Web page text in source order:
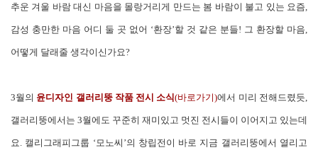
추운 겨울 바람 대신 마음을 몰랑거리게 만드는 봄 바람이 불고 있는 요즘,
감성 충만한 마음 어디 둘 곳 없어 ‘환장’할 것 같은 분들! 그 환장할 마음,
어떻게 달래줄 생각이신가요?
3월의 윤디자인 갤러리뚱 작품 전시 소식(바로가기)에서 미리 전해드렸듯,
갤러리뚱에서는 3월에도 꾸준히 재미있고 멋진 전시들이 이어지고 있는데
요. 캘리그래피그룹 ‘모노씨’의 창립전이 바로 지금 갤러리뚱에서 열리고